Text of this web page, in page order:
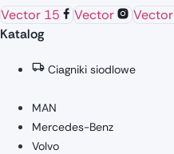
Vector 15 Vector
Vector
Katalog
Ciagniki siodlowe
MAN
Mercedes-Benz
Volvo